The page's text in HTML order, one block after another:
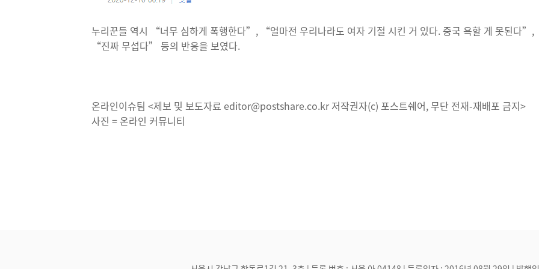
누리꾼들 역시 “너무 심하게 폭행한다”, “얼마전 우리나라도 여자 기절 시킨 거 있다. 중국 욕할 게 못된다”,
“진짜 무섭다” 등의 반응을 보였다.
온라인이슈팀 <제보 및 보도자료 editor@postshare.co.kr 저작권자(c) 포스트쉐어, 무단 전재-재배포 금지>
사진 = 온라인 커뮤니티